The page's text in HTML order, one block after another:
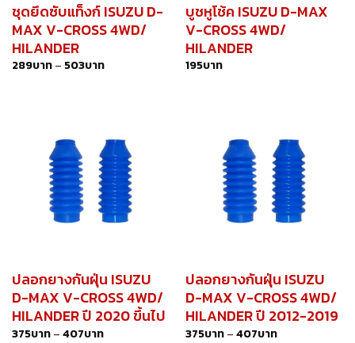
ชุดยึดซับแท็งก์ ISUZU D-
MAX V-CROSS 4WD/
HILANDER
289บาท– 503บาท
บูชหูโช้ค ISUZU D-MAX
V-CROSS 4WD/
HILANDER
195บาท
ปลอกยางกันฝุ่น ISUZU
D-MAX V-CROSS 4WD/
HILANDER ปี 2020 ขึ้นไป
375บาท–407บาท
ปลอกยางกันฝุ่น ISUZU
D-MAX V-CROSS 4WD/
HILANDER ปี 2012-2019
375บาท–407บาท